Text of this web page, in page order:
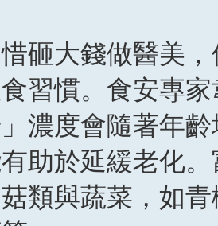
砸大錢做醫美
習慣。食安專
濃度會隨著年
助於延緩老化
類與蔬菜，如